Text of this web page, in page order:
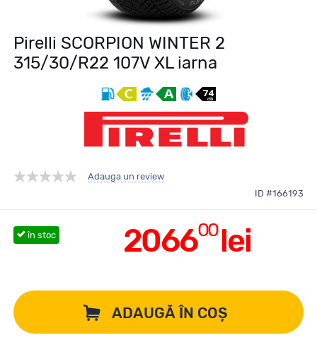
Pirelli SCORPION WINTER 2
315/30/R22 107V XL iarna
Adauga un review
ID #166193
206600lei
în stoc
ADAUGĂ ÎN COȘ